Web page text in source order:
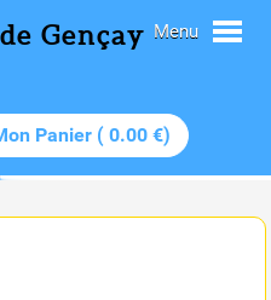
Gençay
Panier (0.00 €)
Menu